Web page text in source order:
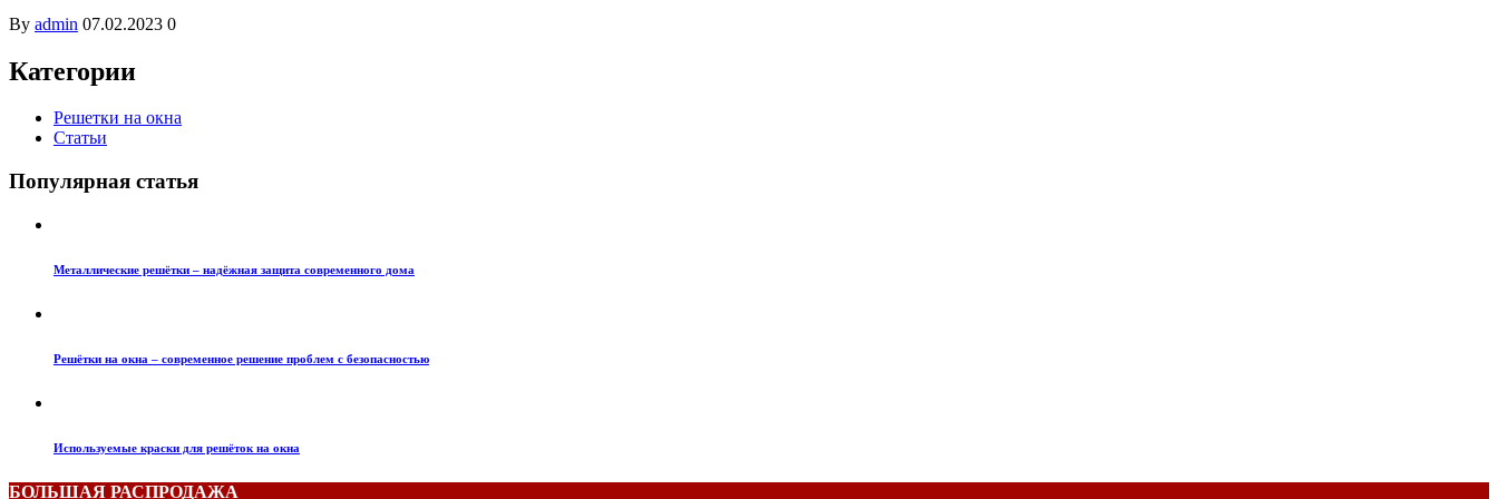
By admin 07.02.2023 0
Категории
Решетки на окна
Статьи
Популярная статья
Металлические решётки – надёжная защита современного дома
Решётки на окна – современное решение проблем с безопасностью
Используемые краски для решёток на окна
БОЛЬШАЯ РАСПРОДАЖА